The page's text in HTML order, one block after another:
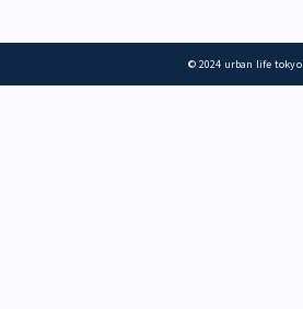
© 2024 urban life tokyo